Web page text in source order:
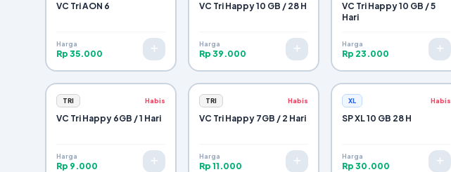
VC Tri AON 6
Harga
Rp 35.000
VC Tri Happy 10 GB / 28 H
Harga
Rp 39.000
VC Tri Happy 10 GB / 5
Hari
Harga
Rp 23.000
TRI Habis
VC Tri Happy 6GB / 1 Hari
Harga
Rp 9.000
TRI Habis
VC Tri Happy 7GB / 2 Hari
Harga
Rp 11.000
XL Habis
SP XL 10 GB 28 H
Harga
Rp 30.000